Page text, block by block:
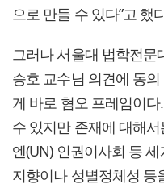
으로 만들 수 있다”고 했
그러나 서울대 법학전문
승호 교수님 의견에 동
게 바로 혐오 프레임이
수 있지만 존재에 대해서
엔(UN) 인권이사회 등
지향이나 성별정체성 등